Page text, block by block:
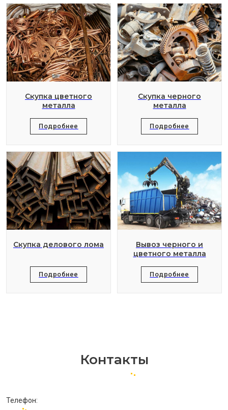
Скупка цветного
металла
Подробнее
Скупка черного
металла
Подробнее
Скупка делового лома
Подробнее
Вывоз черного и
цветного металла
Подробнее
Контакты
Телефон: